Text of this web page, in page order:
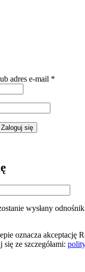
adres e-mail *
Zaloguj się
wysłany
oznacza akceptację
ze szczegółami: